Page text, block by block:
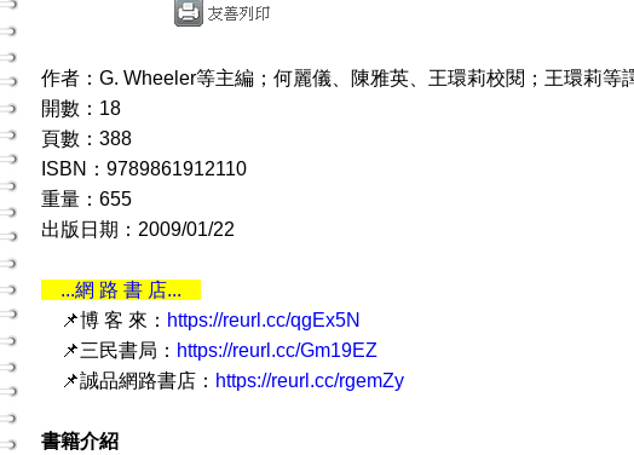
作者：G. Wheeler等主編；何麗儀、陳雅英、王環莉校閱；王環莉等
開數：18
頁數：388
ISBN：9789861912110
重量：655
出版日期：2009/01/22
...網 路 書 店...
📌博 客 來： https://reurl.cc/qgEx5N
📌三民書局： https://reurl.cc/Gm19EZ
📌誠品網路書店： https://reurl.cc/rgemZy
書籍介紹